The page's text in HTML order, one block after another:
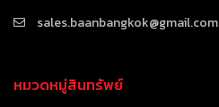
sales.baanbangkok@gmail.com
หมวดหมู่สินทรัพย์